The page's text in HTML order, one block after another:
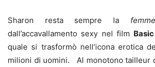
Sharon resta sempre la
dall’accavallamento sexy nel film
quale si trasformò nell’icona erotica
milioni di uomini. Al monotono tailleur